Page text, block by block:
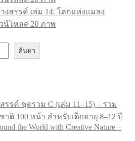
งสรรค์ เล่ม 14: โลกแห่งแมลง
น์โหลด 20 ภาพ
ค้นหา
รค์ ชุดรวม C (เล่ม 11–15) – รวม
ติ 100 หน้า สำหรับเด็กอายุ 8–12 ปี
the World with Creative Nature –